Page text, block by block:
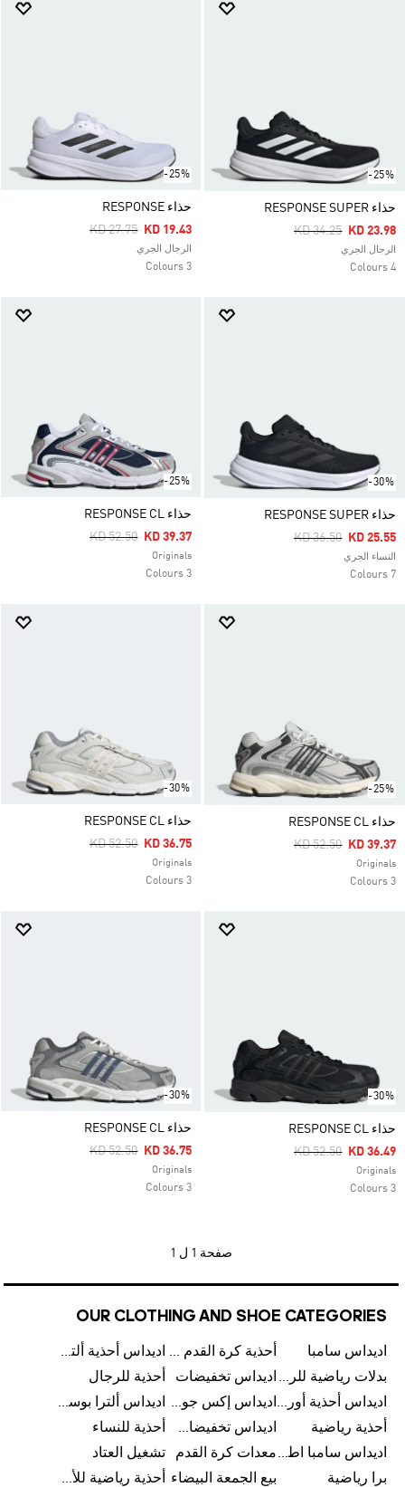
-25%
حذاء RESPONSE SUPER
Price Reduced
KD 34.25ToKD 23.98
الرجال الجري
4 Colours
-25%
حذاء RESPONSE
Price Reduced From
KD 27.75ToKD 19.43
الرجال الجري
3 Colours
-30%
حذاء RESPONSE SUPER
Price Reduced
KD 36.50ToKD 25.55
النساء الجري
7 Colours
-25%
حذاء RESPONSE CL
Price Reduced From
KD 52.50ToKD 39.37
Originals
3 Colours
-25%
حذاء RESPONSE CL
Price Reduced
KD 52.50ToKD 39.37
Originals
3 Colours
-30%
حذاء RESPONSE CL
Price Reduced From
KD 52.50ToKD 36.75
Originals
3 Colours
-30%
حذاء RESPONSE CL
Price Reduced
KD 52.50ToKD 36.49
Originals
3 Colours
-30%
حذاء RESPONSE CL
Price Reduced From
KD 52.50ToKD 36.75
Originals
3 Colours
صفحة 1 ل 1
OUR CLOTHING AND SHOE CATEGORIES
اديداس سامبا أحذية كرة القدم للرجال
اديداس أحذية ألترا بوست للرجال
بدلات رياضية للرجال اديداس تخفيضات
أحذية للرجال
اديداس أحذية أورجينالز
اديداس إكس جود بيلينغهام
اديداس ألترا بوست
أحذية رياضية
اديداس تخفيضات للأطفال
أحذية للنساء
اديداس سامبا اطفالمعدات كرة القدم
تشغيل العتاد
برا رياضية
بيع الجمعة البيضاء
أحذية رياضية للأطفال